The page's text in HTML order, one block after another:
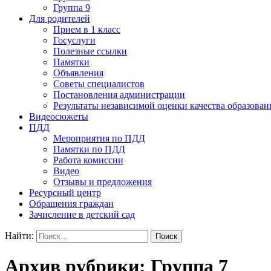
Группа 9
Для родителей
Прием в 1 класс
Госуслуги
Полезные ссылки
Памятки
Объявления
Советы специалистов
Постановления администрации
Результаты независимой оценки качества
Видеосюжеты
ПДД
Мероприятия по ПДД
Памятки по ПДД
Работа комиссии
Видео
Отзывы и предложения
Ресурсный центр
Обращения граждан
Зачисление в детский сад
Найти:
Архив рубрики: Группа 7